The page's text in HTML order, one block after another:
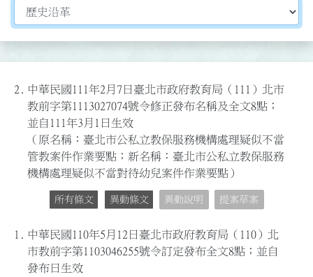
切換選擇法規資訊內容
2.
中華民國111年2月7日臺北市政府教育局（111）北市
教前字第1113027074號令修正發布名稱及全文8點；
並自111年3月1日生效
（原名稱：臺北市公私立教保服務機構處理疑似不當
管教案件作業要點；新名稱：臺北市公私立教保服務
機構處理疑似不當對待幼兒案件作業要點）
所有條文 異動條文 異動說明 提案草案
1. 中華民國110年5月12日臺北市政府教育局（110）北
市教前字第1103046255號令訂定發布全文8點；並自
發布日生效